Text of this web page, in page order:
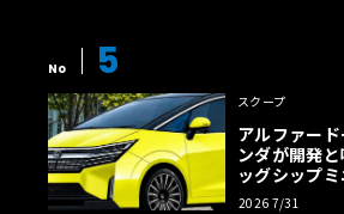
No 5
スクープ
アルファー
ンダが開発
ッグシップ
超の勝算【予
2026 7/31